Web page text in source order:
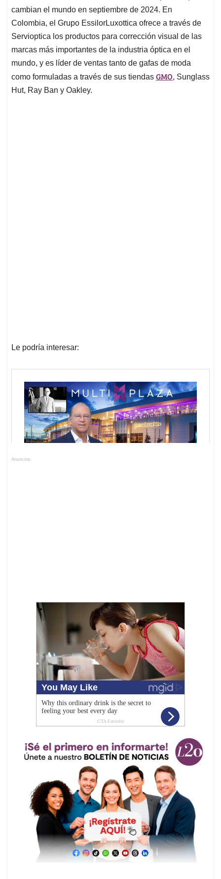
cambian el mundo en septiembre de 2024. En
Colombia, el Grupo EssilorLuxottica ofrece a través de
Servioptica los productos para corrección visual de las
marcas más importantes de la industria óptica en el
mundo, y es líder de ventas tanto de gafas de moda
como formuladas a través de sus tiendas GMO, Sunglass
Hut, Ray Ban y Oakley.
Le podría interesar:
Anuncios.